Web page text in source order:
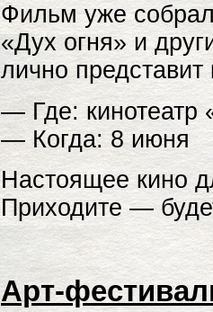
Фильм уже
«Дух огня» и
лично
— Где: кинотеатр
— Когда: 8 июня
Настоящее кино
Приходите —
Арт-